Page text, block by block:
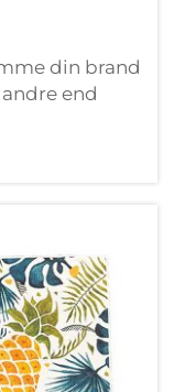
din brand
end
handklæder
De tilføjer